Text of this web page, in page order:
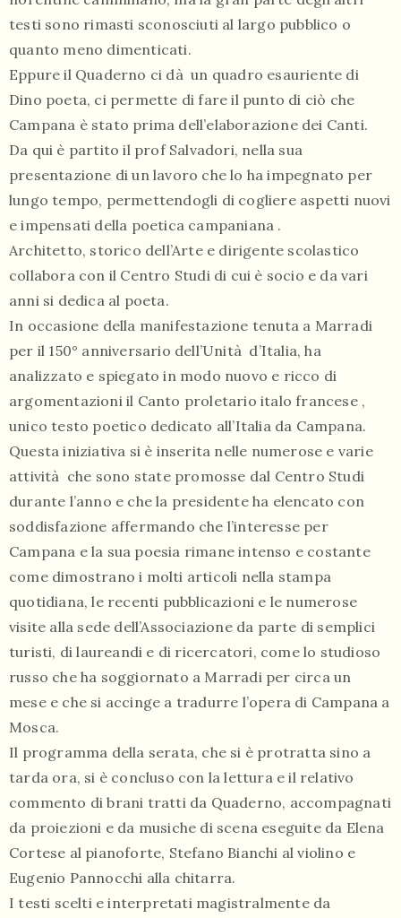
testi sono rimasti sconosciuti al largo pubblico o
quanto meno dimenticati.
Eppure il Quaderno ci dà un quadro esauriente di
Dino poeta, ci permette di fare il punto di ciò che
Campana è stato prima dell’elaborazione dei Canti.
Da qui è partito il prof Salvadori, nella sua
presentazione di un lavoro che lo ha impegnato per
lungo tempo, permettendogli di cogliere aspetti nuovi
e impensati della poetica campaniana .
Architetto, storico dell’Arte e dirigente scolastico
collabora con il Centro Studi di cui è socio e da vari
anni si dedica al poeta.
In occasione della manifestazione tenuta a Marradi
per il 150° anniversario dell’Unità d’Italia, ha
analizzato e spiegato in modo nuovo e ricco di
argomentazioni il Canto proletario italo francese ,
unico testo poetico dedicato all’Italia da Campana.
Questa iniziativa si è inserita nelle numerose e varie
attività che sono state promosse dal Centro Studi
durante l’anno e che la presidente ha elencato con
soddisfazione affermando che l’interesse per
Campana e la sua poesia rimane intenso e costante
come dimostrano i molti articoli nella stampa
quotidiana, le recenti pubblicazioni e le numerose
visite alla sede dell’Associazione da parte di semplici
turisti, di laureandi e di ricercatori, come lo studioso
russo che ha soggiornato a Marradi per circa un
mese e che si accinge a tradurre l’opera di Campana a
Mosca.
Il programma della serata, che si è protratta sino a
tarda ora, si è concluso con la lettura e il relativo
commento di brani tratti da Quaderno, accompagnati
da proiezioni e da musiche di scena eseguite da Elena
Cortese al pianoforte, Stefano Bianchi al violino e
Eugenio Pannocchi alla chitarra.
I testi scelti e interpretati magistralmente da